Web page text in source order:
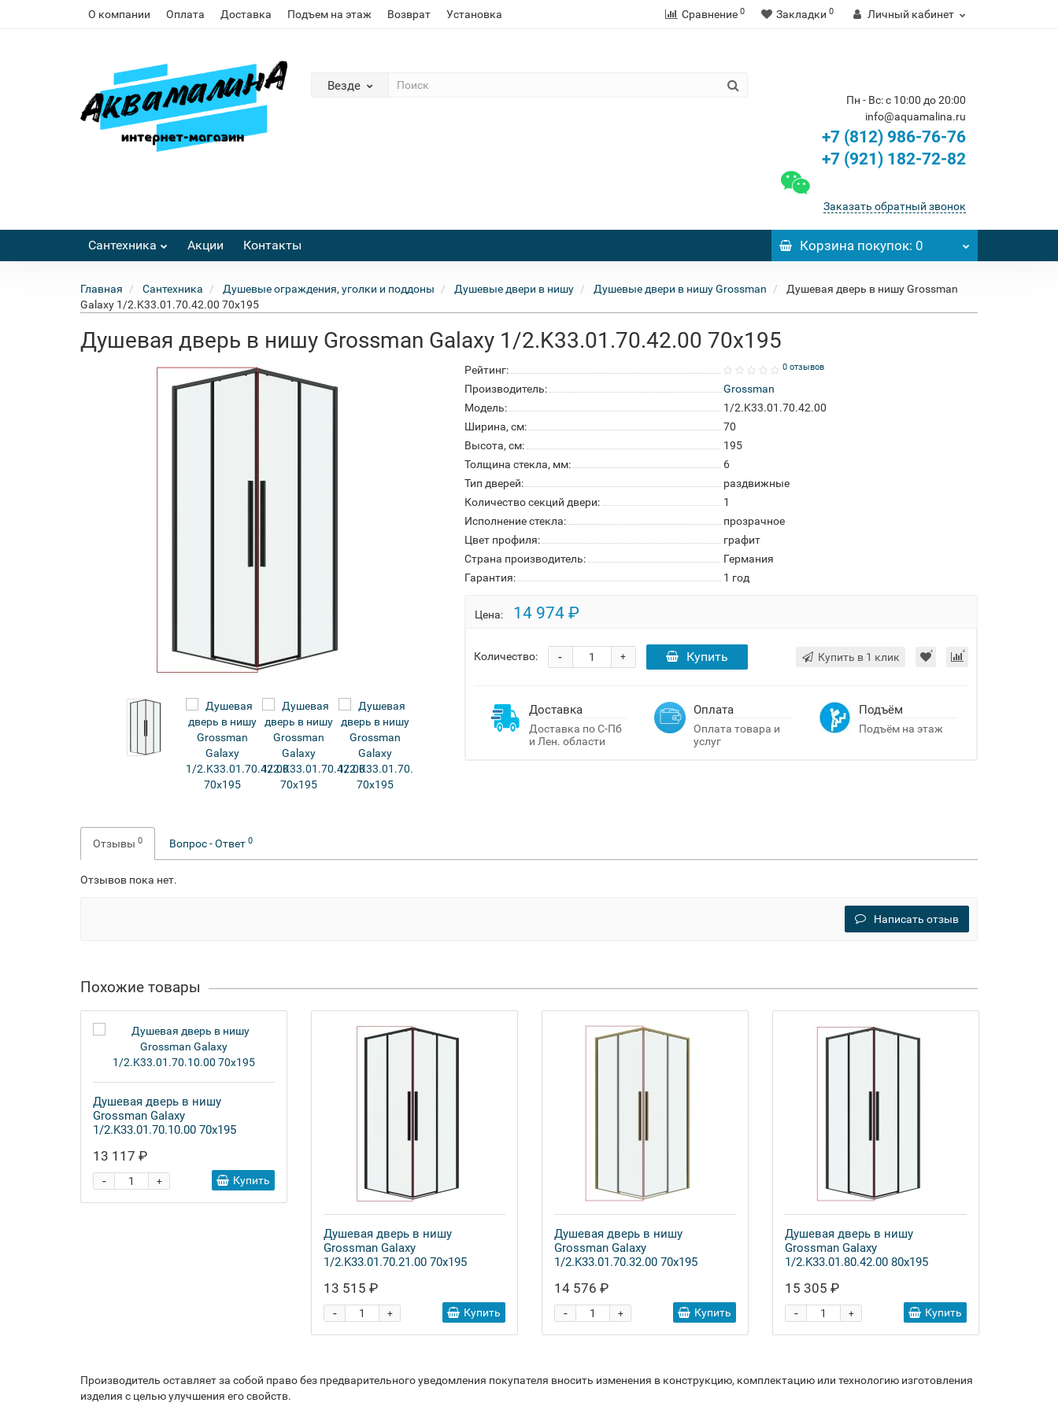
О компании Оплата Доставка Подъем на этаж Возврат Установка Сравнение 0 Закладки 0 Личный кабинет
Везде
Пн - Вс: с 10:00 до 20:00
info@aquamalina.ru
+7 (812) 986-76-76
+7 (921) 182-72-82
Заказать обратный звонок
Сантехника Акции Контакты Корзинапокупок: 0
Главная Сантехника Душевые ограждения, уголки и поддоны Душевые двери в нишу Душевые двери в нишу Grossman
Душевая дверь в нишу Grossman
Galaxy 1/2.K33.01.70.42.00 70x195
Душевая дверь в нишу Grossman Galaxy 1/2.K33.01.70.42.00 70x195
Рейтинг: 0 отзывов
Производитель:
Grossman
Модель:
1/2.K33.01.70.42.00
Ширина, см:
70
Высота, см:
195
Толщина стекла, мм:
6
Тип дверей:
раздвижные
Количество секций двери:
1
Исполнение стекла:
прозрачное
Цвет профиля:
графит
Страна производитель:
Германия
Гарантия:
1 год
Цена: 14 974 ₽
Количество: +
- Купить Купить в 1 клик
Доставка
Доставка по С-Пб
и Лен. области
Оплата
Оплата товара и
услуг
Подъём
Подъём на этаж
Отзывы 0 Вопрос - Ответ 0
Отзывов пока нет.
Написать отзыв
Похожие товары
Душевая дверь в нишу
Grossman Galaxy
1/2.K33.01.70.10.00 70x195
13 117 ₽
+
- Купить
Душевая дверь в нишу
Grossman Galaxy
1/2.K33.01.70.21.00 70x195
13 515 ₽
+
- Купить
Душевая дверь в нишу
Grossman Galaxy
1/2.K33.01.70.32.00 70x195
14 576 ₽
+
- Купить
Душевая дверь в нишу
Grossman Galaxy
1/2.K33.01.80.42.00 80x195
15 305 ₽
+
- Купить
Производитель оставляет за собой право без предварительного уведомления покупателя вносить изменения в конструкцию, комплектацию или технологию изготовления
изделия с целью улучшения его свойств.